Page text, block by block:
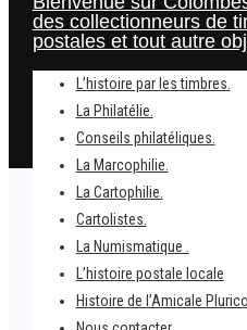
des collectionneurs de
postales et tout autre
L’histoire par les timbres.
La Philatélie.
Conseils philatéliques.
La Marcophilie.
La Cartophilie.
Cartolistes.
La Numismatique .
L’histoire postale locale
Histoire de l’Amicale
Home
C’est arrivé un 4